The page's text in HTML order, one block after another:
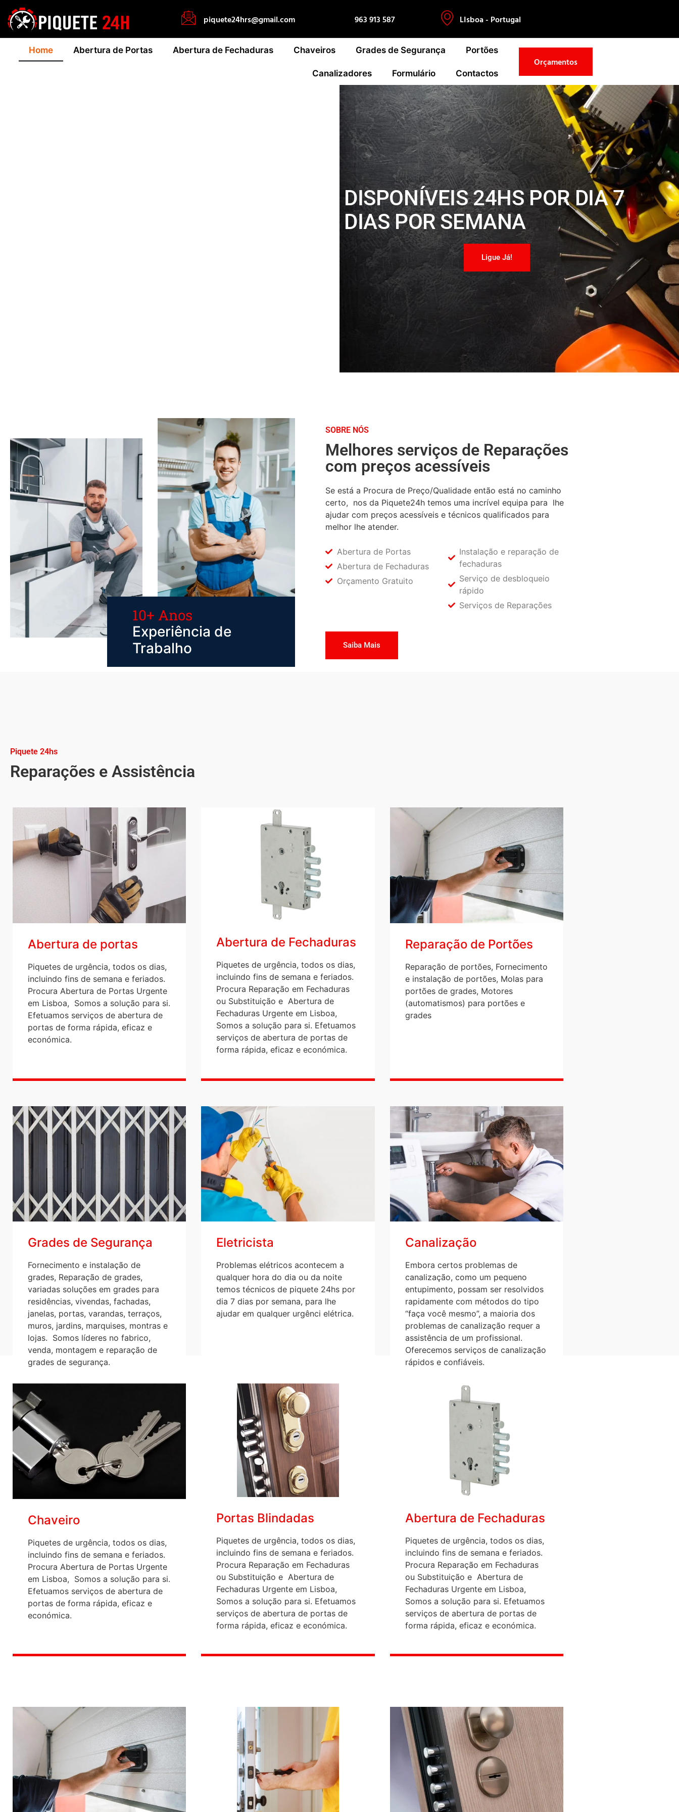
piquete24hrs@gmail.com 963 913 587 LIsboa - Portugal
Home Abertura de Portas Abertura de Fechaduras Chaveiros Grades de Segurança Portões
Canalizadores Formulário Contactos
Orçamentos
DISPONÍVEIS 24HS POR DIA 7
DIAS POR SEMANA
Ligue Já!
10+ Anos
Experiência de
Trabalho
SOBRE NÓS
Melhores serviços de Reparações
com preços acessíveis
Se está a Procura de Preço/Qualidade então está no caminho
certo, nos da Piquete24h temos uma incrível equipa para lhe
ajudar com preços acessíveis e técnicos qualificados para
melhor lhe atender.
Abertura de Portas
Abertura de Fechaduras
Orçamento Gratuito
Instalação e reparação de
fechaduras
Serviço de desbloqueio
rápido
Serviços de Reparações
Saiba Mais
Piquete 24hs
Reparações e Assistência
Abertura de portas
Piquetes de urgência, todos os dias,
incluindo fins de semana e feriados.
Procura Abertura de Portas Urgente
em Lisboa, Somos a solução para si.
Efetuamos serviços de abertura de
portas de forma rápida, eficaz e
económica.
Abertura de Fechaduras
Piquetes de urgência, todos os dias,
incluindo fins de semana e feriados.
Procura Reparação em Fechaduras
ou Substituição e Abertura de
Fechaduras Urgente em Lisboa,
Somos a solução para si. Efetuamos
serviços de abertura de portas de
forma rápida, eficaz e económica.
Reparação de Portões
Reparação de portões, Fornecimento
e instalação de portões, Molas para
portões de grades, Motores
(automatismos) para portões e
grades
Grades de Segurança
Fornecimento e instalação de
grades, Reparação de grades,
variadas soluções em grades para
residências, vivendas, fachadas,
janelas, portas, varandas, terraços,
muros, jardins, marquises, montras e
lojas. Somos líderes no fabrico,
venda, montagem e reparação de
grades de segurança.
Eletricista
Problemas elétricos acontecem a
qualquer hora do dia ou da noite
temos técnicos de piquete 24hs por
dia 7 dias por semana, para lhe
ajudar em qualquer urgênci elétrica.
Canalização
Embora certos problemas de
canalização, como um pequeno
entupimento, possam ser resolvidos
rapidamente com métodos do tipo
“faça você mesmo”, a maioria dos
problemas de canalização requer a
assistência de um profissional.
Oferecemos serviços de canalização
rápidos e confiáveis.
Chaveiro
Piquetes de urgência, todos os dias,
incluindo fins de semana e feriados.
Procura Abertura de Portas Urgente
em Lisboa, Somos a solução para si.
Efetuamos serviços de abertura de
portas de forma rápida, eficaz e
económica.
Portas Blindadas
Piquetes de urgência, todos os dias,
incluindo fins de semana e feriados.
Procura Reparação em Fechaduras
ou Substituição e Abertura de
Fechaduras Urgente em Lisboa,
Somos a solução para si. Efetuamos
serviços de abertura de portas de
forma rápida, eficaz e económica.
Abertura de Fechaduras
Piquetes de urgência, todos os dias,
incluindo fins de semana e feriados.
Procura Reparação em Fechaduras
ou Substituição e Abertura de
Fechaduras Urgente em Lisboa,
Somos a solução para si. Efetuamos
serviços de abertura de portas de
forma rápida, eficaz e económica.